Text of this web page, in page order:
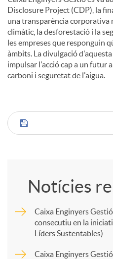
Disclosure Project (CDP), la
una transparència corporativa
climàtic, la desforestació i la
les empreses que responguin
àmbits. La divulgació
impulsar l'acció cap a un futur
carboni i seguretat de l'aigua.
C
Notícies
Caixa Enginyers
consecutiu en la
Líders Sustentables)
Caixa Enginyers